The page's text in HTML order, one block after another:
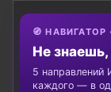
🧭 НАВИГАТОР
Не знаешь,
5 направлений
каждого — в